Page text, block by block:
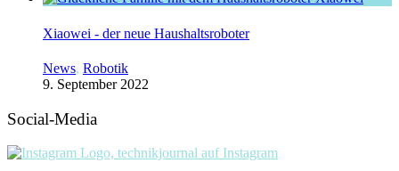
Xiaowei - der neue Haushaltsroboter
News, Robotik
9. September 2022
Social-Media